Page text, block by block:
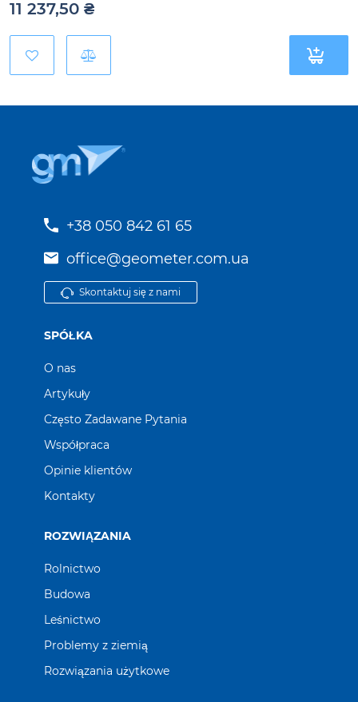
11 237,50 ₴
+38 050 842 61 65
office@geometer.com.ua
Skontaktuj się z nami
SPÓŁKA
O nas
Artykuły
Często Zadawane Pytania
Współpraca
Opinie klientów
Kontakty
ROZWIĄZANIA
Rolnictwo
Budowa
Leśnictwo
Problemy z ziemią
Rozwiązania użytkowe